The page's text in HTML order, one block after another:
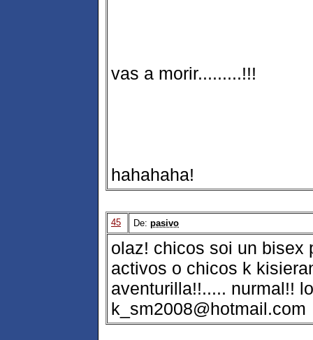
vas a morir.........!!!
hahahaha!
45 De: pasivo
olaz! chicos soi un bisex
activos o chicos k
aventurilla!!..... nurmal!!
k_sm2008@hotmail.com